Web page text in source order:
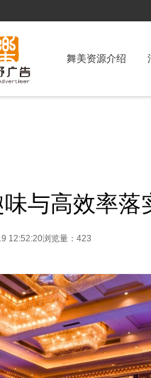
舞美资源介绍
与高效率落
12:52:20浏览量：423